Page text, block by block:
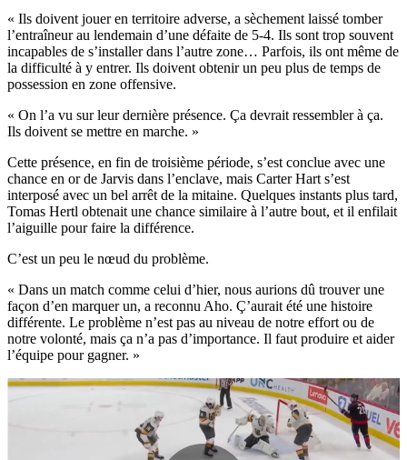
« Ils doivent jouer en territoire adverse, a sèchement laissé tomber
l’entraîneur au lendemain d’une défaite de 5-4. Ils sont trop souvent
incapables de s’installer dans l’autre zone… Parfois, ils ont même de
la difficulté à y entrer. Ils doivent obtenir un peu plus de temps de
possession en zone offensive.
« On l’a vu sur leur dernière présence. Ça devrait ressembler à ça.
Ils doivent se mettre en marche. »
Cette présence, en fin de troisième période, s’est conclue avec une
chance en or de Jarvis dans l’enclave, mais Carter Hart s’est
interposé avec un bel arrêt de la mitaine. Quelques instants plus tard,
Tomas Hertl obtenait une chance similaire à l’autre bout, et il enfilait
l’aiguille pour faire la différence.
C’est un peu le nœud du problème.
« Dans un match comme celui d’hier, nous aurions dû trouver une
façon d’en marquer un, a reconnu Aho. Ç’aurait été une histoire
différente. Le problème n’est pas au niveau de notre effort ou de
notre volonté, mais ça n’a pas d’importance. Il faut produire et aider
l’équipe pour gagner. »